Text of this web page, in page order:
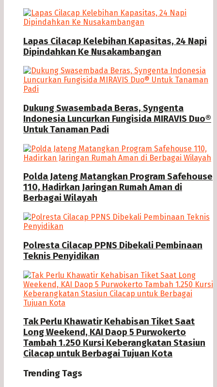
Lapas Cilacap Kelebihan Kapasitas, 24 Napi
Dipindahkan Ke Nusakambangan
Dukung Swasembada Beras, Syngenta
Indonesia Luncurkan Fungisida MIRAVIS Duo®
Untuk Tanaman Padi
Polda Jateng Matangkan Program Safehouse
110, Hadirkan Jaringan Rumah Aman di
Berbagai Wilayah
Polresta Cilacap PPNS Dibekali Pembinaan
Teknis Penyidikan
Tak Perlu Khawatir Kehabisan Tiket Saat
Long Weekend, KAI Daop 5 Purwokerto
Tambah 1.250 Kursi Keberangkatan Stasiun
Cilacap untuk Berbagai Tujuan Kota
Trending Tags